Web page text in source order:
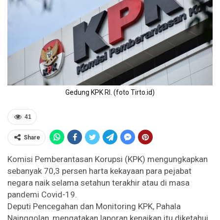
Gedung KPK RI. (foto Tirto.id)
41
Share
Komisi Pemberantasan Korupsi (KPK) mengungkapkan
sebanyak 70,3 persen harta kekayaan para pejabat
negara naik selama setahun terakhir atau di masa
pandemi Covid-19.
Deputi Pencegahan dan Monitoring KPK, Pahala
Nainggolan, mengatakan laporan kenaikan itu diketahui